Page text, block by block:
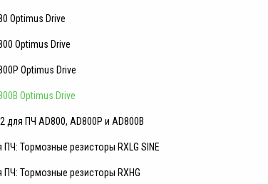
Optimus Drive
Optimus Drive
Optimus Drive
Optimus Drive
для ПЧ AD800, AD800P и AD800B
Тормозные резисторы RXLG SINE
ПЧ: Тормозные резисторы RXHG